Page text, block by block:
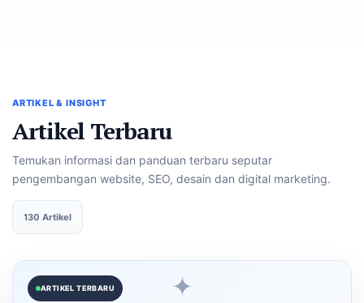
ARTIKEL & INSIGHT
Artikel Terbaru
Temukan informasi dan panduan terbaru seputar
pengembangan website, SEO, desain dan digital marketing.
130 Artikel
ARTIKEL TERBARU ✦